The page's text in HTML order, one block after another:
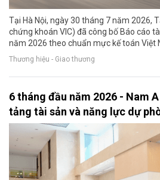
Tại Hà Nội, ngày 30 tháng 7 năm 2026,
chứng khoán VIC) đã công bố Báo cáo
năm 2026 theo chuẩn mực kế toán Việt
Thương hiệu - Giao thương
6 tháng đầu năm 2026 - Nam
tảng tài sản và năng lực dự